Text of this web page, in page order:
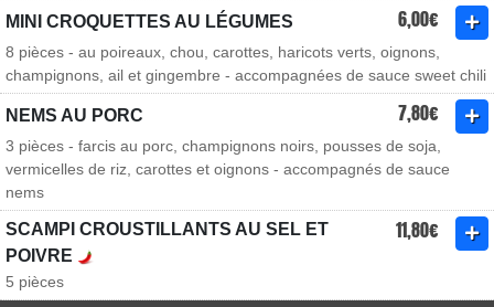
MINI CROQUETTES AU LÉGUMES 6,00€
8 pièces - au poireaux, chou, carottes, haricots verts, oignons,
champignons, ail et gingembre - accompagnées de sauce sweet chili
NEMS AU PORC 7,80€
3 pièces - farcis au porc, champignons noirs, pousses de soja,
vermicelles de riz, carottes et oignons - accompagnés de sauce
nems
SCAMPI CROUSTILLANTS AU SEL ET
POIVRE
11,80€
5 pièces